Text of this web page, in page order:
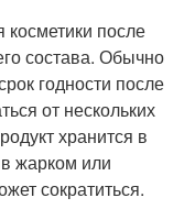
после
состава. Обычно
годности после
от нескольких
хранится в
жарком или
сократиться.